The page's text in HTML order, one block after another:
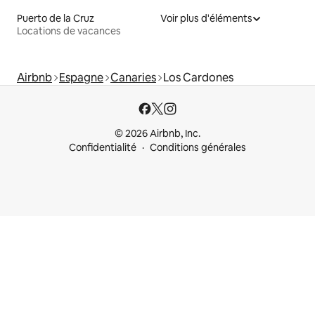
Puerto de la Cruz
Locations de vacances
Voir plus d'éléments
Airbnb Espagne Canaries Los Cardones
© 2026 Airbnb, Inc.
Confidentialité
Conditions générales